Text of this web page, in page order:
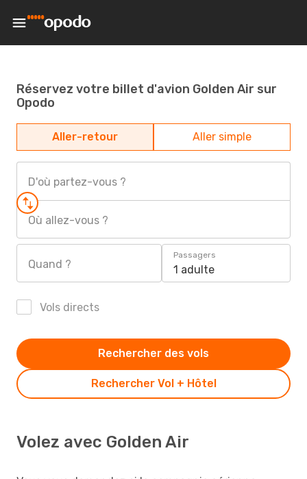
Réservez votre billet d'avion Golden Air sur
Opodo
Aller-retour Aller simple
D'où partez-vous ?
Où allez-vous ?
Quand ?
Passagers
1 adulte
Vols directs
Rechercher Vol + Hôtel
Rechercher des vols
Volez avec Golden Air